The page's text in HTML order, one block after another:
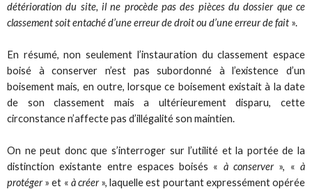
détérioration du site, il ne procède pas des pièces du dossier que ce
classement soit entaché d’une erreur de droit ou d’une erreur de fait ».
En résumé, non seulement l’instauration du classement espace
boisé à conserver n’est pas subordonné à l’existence d’un
boisement mais, en outre, lorsque ce boisement existait à la date
de son classement mais a ultérieurement disparu, cette
circonstance n’affecte pas d’illégalité son maintien.
On ne peut donc que s’interroger sur l’utilité et la portée de la
distinction existante entre espaces boisés « à conserver», « à
protéger» et « à créer», laquelle est pourtant expressément opérée